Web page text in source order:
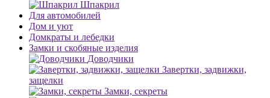
Шпакрил
Для автомобилей
Дом и уют
Домкраты и лебедки
Замки и скобяные изделия
Доводчики
Завертки, задвижки,
защелки
Замки, секреты